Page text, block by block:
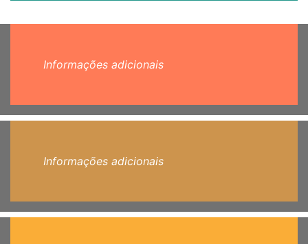
Informações adicionais
Informações adicionais